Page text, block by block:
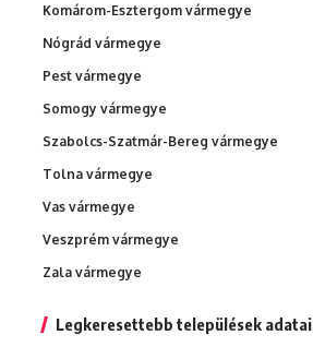
Komárom-Esztergom vármegye
Nógrád vármegye
Pest vármegye
Somogy vármegye
Szabolcs-Szatmár-Bereg vármegye
Tolna vármegye
Vas vármegye
Veszprém vármegye
Zala vármegye
Legkeresettebb települések adatai